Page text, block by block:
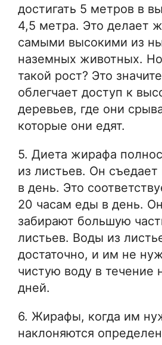
достигать 5 метров в
4,5 метра. Это делает
самыми высокими из
наземных животных.
такой рост? Это
облегчает доступ к
деревьев, где они
которые они едят.
5. Диета жирафа
из листьев. Он съедает
в день. Это
20 часам еды в день.
забирают большую
листьев. Воды из
достаточно, и им не
чистую воду в течение
дней.
6. Жирафы, когда им
наклоняются